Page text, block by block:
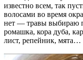
известно всем, так
волосами во время
нет — травы выбираю
ромашка, кора дуба,
лист, репейник, мята…